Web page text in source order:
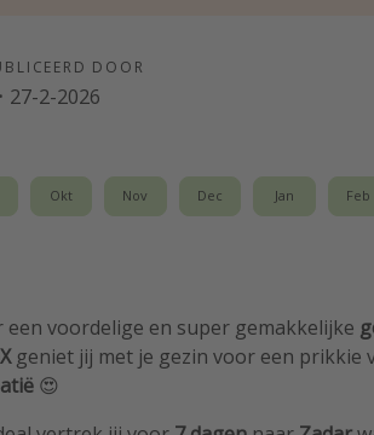
DOOR
· 27-2-2026
Okt Nov Dec Jan Feb
een voordelige en super gemakkelijke
geniet jij met je gezin voor een prikkie
😍